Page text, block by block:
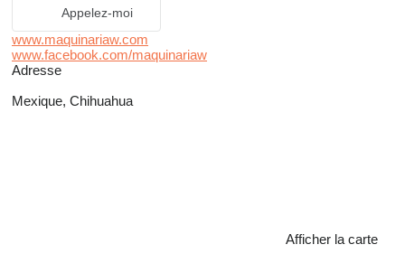
Appelez-moi
www.maquinariaw.com
www.facebook.com/maquinariaw
Adresse
Mexique, Chihuahua
Afficher la carte